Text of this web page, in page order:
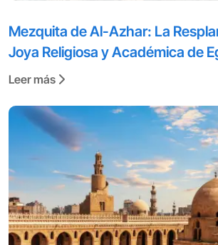
Mezquita de Al-Azhar: La
Joya Religiosa y Académica de
Leer más